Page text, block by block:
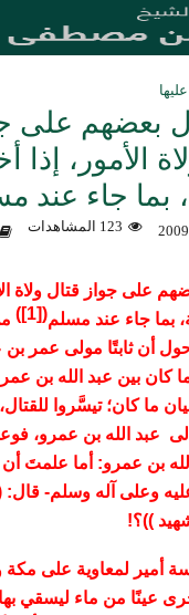
بعضهم على
الأمور، إذا
بما جاء عند
123 المشاهدات
على جواز قتال ولاة
بما جاء عند مسلم(
[1]
)
أن ثابتًا مولى عمر
كان بين عبد الله بن
ما كان؛ تيسَّروا
عبد الله بن عمرو،
بن عمرو: أما علمتَ
وعلى آله وسلم-قال:
))؟!
أمير لمعاوية على مكة
عينًا من ماء ليسقي بها